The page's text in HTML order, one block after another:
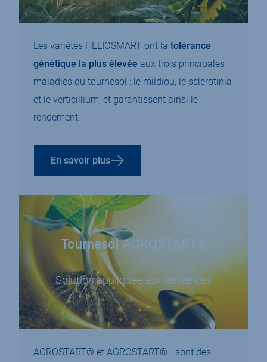
Les variétés HELIOSMART ont la tolérance
génétique la plus élevée aux trois principales
maladies du tournesol : le mildiou, le sclérotinia
et le verticillium, et garantissent ainsi le
rendement.
En savoir plus
Tournesol AGROSTART®
Solution appliquée aux semences
AGROSTART® et AGROSTART®+ sont des